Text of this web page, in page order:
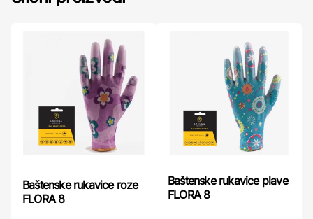
Baštenske rukavice roze
FLORA 8
Baštenske rukavice plave
FLORA 8